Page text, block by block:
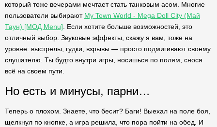
который тоже вечерами мечтает стать танковым асом. Многие
пользователи выбирают My Town World - Mega Doll City (Май
Таун) [МОД Menu] . Если хотите больше возможностей, это
отличный выбор. Звуковые эффекты, скажу я вам, тоже на
уровне: выстрелы, гудки, взрывы — просто подмигивают своему
слушателю. Ты будто внутри игры, носишься по полям, снося
всё на своем пути.
Но есть и минусы, парни…
Теперь о плохом. Знаете, что бесит? Баги! Выехал на поле боя,
щелкнул по кнопке, а игра решила, что пора пойти на обед. И